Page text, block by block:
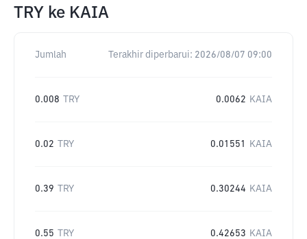
TRY ke KAIA
Jumlah Terakhir diperbarui: 2026/08/07 09:00
0.008 TRY 0.0062 KAIA
0.02 TRY 0.01551 KAIA
0.39 TRY 0.30244 KAIA
0.55 TRY 0.42653 KAIA